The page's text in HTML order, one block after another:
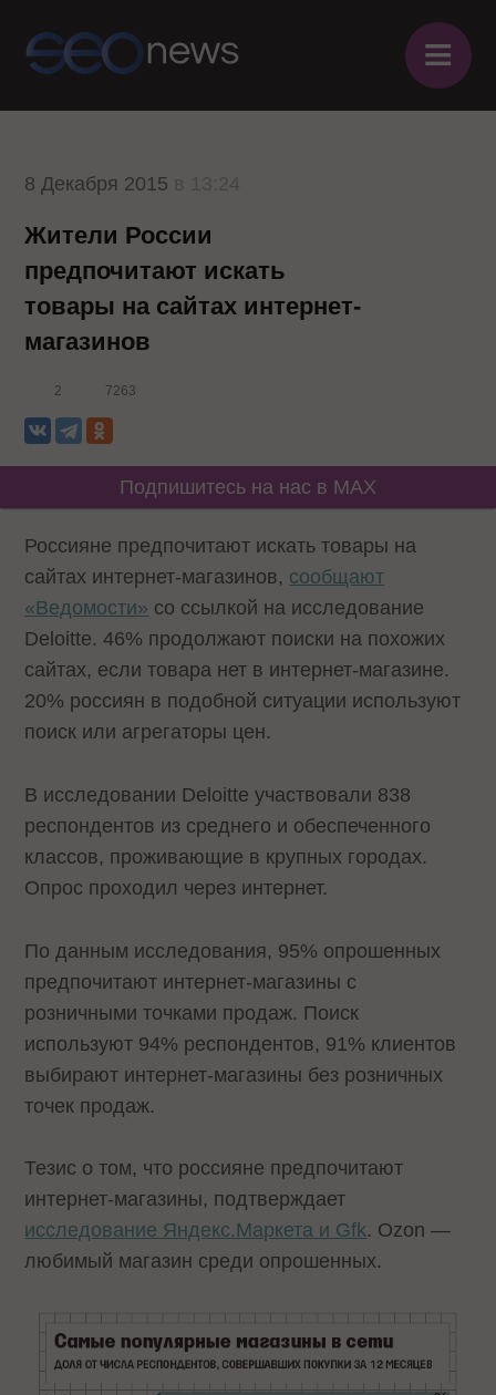
≡
8 Декабря 2015
Жители России
предпочитают искать
товары на сайтах интернет-
магазинов
2 7263
Подпишитесь на нас в MAX
Россияне предпочитают искать товары на
сайтах интернет-магазинов, сообщают
«Ведомости» со ссылкой на исследование
Deloitte. 46% продолжают поиски на похожих
сайтах, если товара нет в интернет-магазине.
20% россиян в подобной ситуации используют
поиск или агрегаторы цен.
В исследовании Deloitte участвовали 838
респондентов из среднего и обеспеченного
классов, проживающие в крупных городах.
Опрос проходил через интернет.
По данным исследования, 95% опрошенных
предпочитают интернет-магазины с
розничными точками продаж. Поиск
используют 94% респондентов, 91% клиентов
выбирают интернет-магазины без розничных
точек продаж.
Тезис о том, что россияне предпочитают
интернет-магазины, подтверждает
исследование Яндекс.Маркета и Gfk. Ozon —
любимый магазин среди опрошенных.